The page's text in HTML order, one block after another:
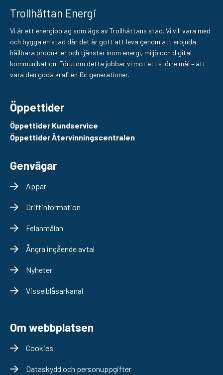
Trollhättan Energi
Vi är ett energibolag som ägs av Trollhättans stad. Vi vill vara med
och bygga en stad där det är gott att leva genom att erbjuda
hållbara produkter och tjänster inom energi, miljö och digital
kommunikation. Förutom detta jobbar vi mot ett större mål – att
vara den goda kraften för generationer.
Öppettider
Öppettider Kundservice
Öppettider Återvinningscentralen
Genvägar
Appar
Driftinformation
Felanmälan
Ångra ingående avtal
Nyheter
Visselblåsarkanal
Om webbplatsen
Cookies
Dataskydd och personuppgifter